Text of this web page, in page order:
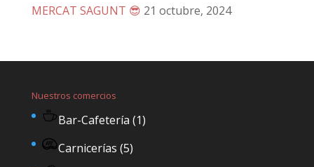
MERCAT SAGUNT 😎 21 octubre, 2024
Nuestros comercios
Bar-Cafetería (1)
Carnicerías (5)